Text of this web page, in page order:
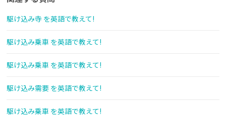
駆け込み寺 を英語で教えて!
駆け込み乗車 を英語で教えて!
駆け込み乗車 を英語で教えて!
駆け込み需要 を英語で教えて!
駆け込み乗車 を英語で教えて!